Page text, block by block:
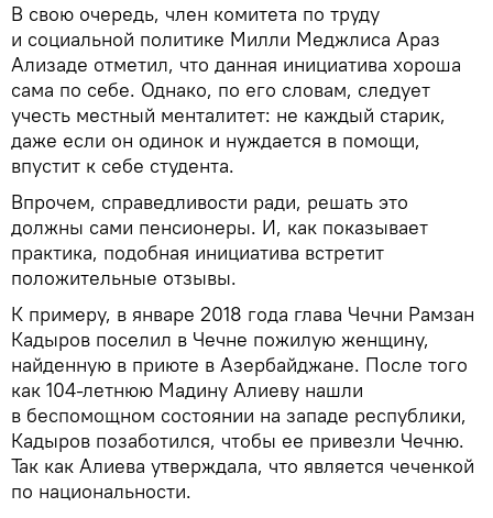
В свою очередь, член комитета по труду
и социальной политике Милли Меджлиса Араз
Ализаде отметил, что данная инициатива хороша
сама по себе. Однако, по его словам, следует
учесть местный менталитет: не каждый старик,
даже если он одинок и нуждается в помощи,
впустит к себе студента.
Впрочем, справедливости ради, решать это
должны сами пенсионеры. И, как показывает
практика, подобная инициатива встретит
положительные отзывы.
К примеру, в январе 2018 года глава Чечни Рамзан
Кадыров поселил в Чечне пожилую женщину,
найденную в приюте в Азербайджане. После того
как 104-летнюю Мадину Алиеву нашли
в беспомощном состоянии на западе республики,
Кадыров позаботился, чтобы ее привезли Чечню.
Так как Алиева утверждала, что является чеченкой
по национальности.